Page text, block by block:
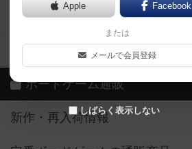
Apple Facebook
または
メールで会員登録
しばらく表示しない
ボードゲーム業界コラム
ボドゲーマご利用案内
ボードゲーム通販
新作・再入荷情報